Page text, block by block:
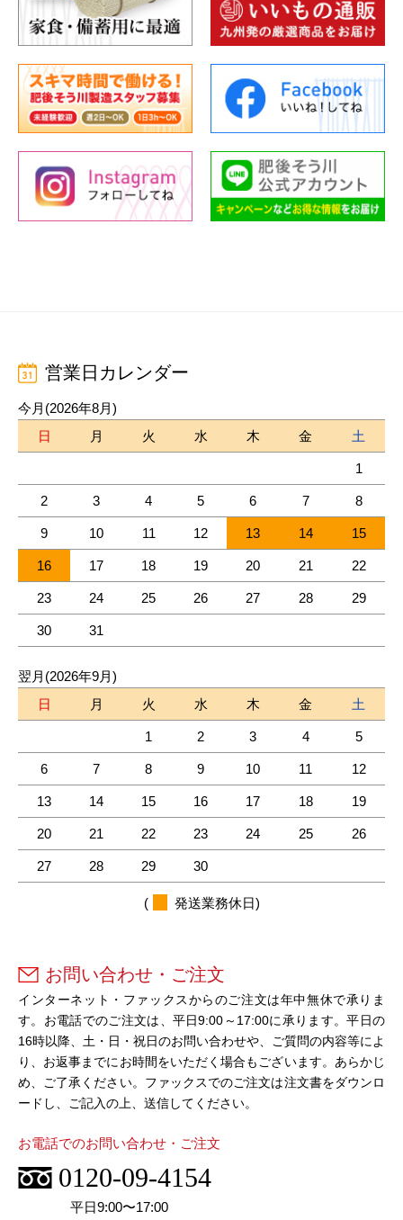
営業日カレンダー
今月(2026年8月)
日
月 火 水 木 金 土
1
2 3 4 5 6 7 8
9 10 11 12 13 14 15
16 17 18 19 20 21 22
23 24 25 26 27 28 29
30 31
翌月(2026年9月)
日
月 火 水 木 金 土
1 2 3 4 5
6 7 8 9 10 11 12
13 14 15 16 17 18 19
20 21 22 23 24 25 26
27 28 29 30
( 発送業務休日)
お問い合わせ・ご注文
インターネット・ファックスからのご注文は年中無休で承りま
す。お電話でのご注文は、平日9:00～17:00に承ります。平日の
16時以降、土・日・祝日のお問い合わせや、ご質問の内容等によ
り、お返事までにお時間をいただく場合もございます。あらかじ
め、ご了承ください。ファックスでのご注文は注文書をダウンロ
ードし、ご記入の上、送信してください。
お電話でのお問い合わせ・ご注文
0120-09-4154
平日9:00〜17:00